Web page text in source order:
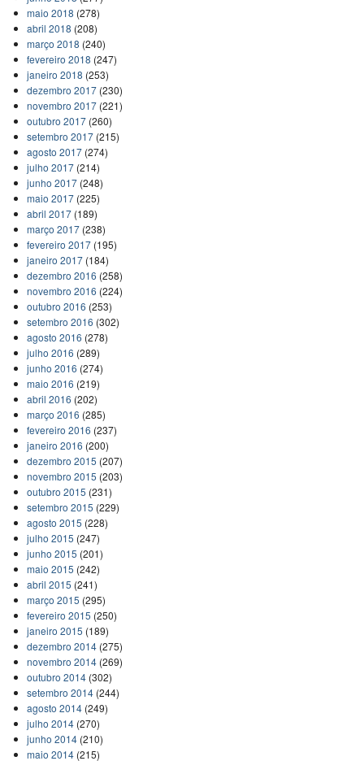
maio 2018 (278)
abril 2018 (208)
março 2018 (240)
fevereiro 2018 (247)
janeiro 2018 (253)
dezembro 2017(230)
novembro 2017(221)
outubro 2017(260)
setembro 2017(215)
agosto 2017(274)
julho 2017(214)
junho 2017(248)
maio 2017(225)
abril 2017(189)
março 2017(238)
fevereiro 2017(195)
janeiro 2017(184)
dezembro 2016 (258)
novembro 2016 (224)
outubro 2016 (253)
setembro 2016 (302)
agosto 2016 (278)
julho 2016 (289)
junho 2016 (274)
maio 2016 (219)
abril 2016 (202)
março 2016 (285)
fevereiro 2016 (237)
janeiro 2016 (200)
dezembro 2015 (207)
novembro 2015 (203)
outubro 2015 (231)
setembro 2015 (229)
agosto 2015 (228)
julho 2015 (247)
junho 2015 (201)
maio 2015 (242)
abril 2015 (241)
março 2015 (295)
fevereiro 2015 (250)
janeiro 2015 (189)
dezembro 2014(275)
novembro 2014(269)
outubro 2014(302)
setembro 2014(244)
agosto 2014(249)
julho 2014(270)
junho 2014(210)
maio 2014(215)